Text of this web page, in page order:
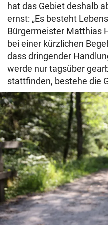
hat das Gebiet deshalb
ernst: „Es besteht
Bürgermeister Matthias
bei einer kürzlichen
dass dringender
werde nur tagsüber
stattfinden, bestehe die